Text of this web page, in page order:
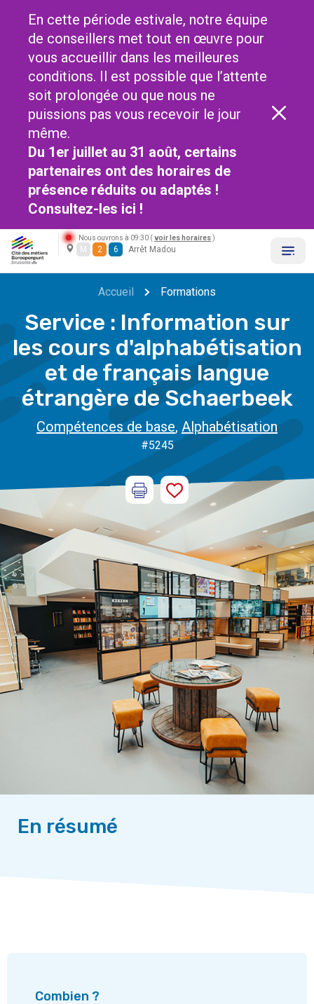
En cette période estivale, notre équipe
de conseillers met tout en œuvre pour
vous accueillir dans les meilleures
conditions. Il est possible que l’attente
soit prolongée ou que nous ne
puissions pas vous recevoir le jour
même.
Du 1er juillet au 31 août, certains
partenaires ont des horaires de
présence réduits ou adaptés !
Consultez-les ici !
Nous ouvrons à 09:30 ( voir les horaires )
M 2 6 Arrêt Madou
Accueil Formations
Service : Information sur
les cours d'alphabétisation
et de français langue
étrangère de Schaerbeek
Compétences de base, Alphabétisation
#5245
En résumé
Combien ?